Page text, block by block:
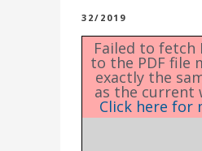
32/2019
Failed to fetch
to the PDF file
exactly the
as the current
Click here for